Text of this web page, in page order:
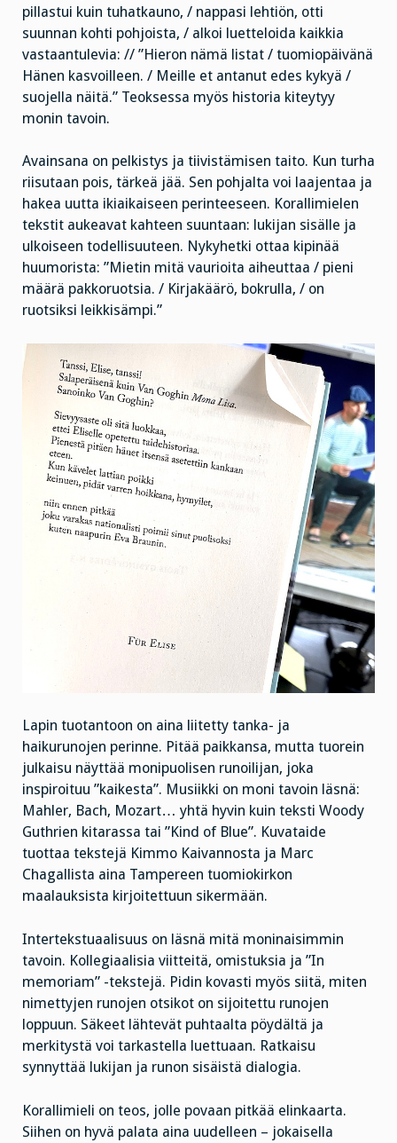
pillastui kuin tuhatkauno, / nappasi lehtiön, otti
suunnan kohti pohjoista, / alkoi luetteloida kaikkia
vastaantulevia: // ”Hieron nämä listat / tuomiopäivänä
Hänen kasvoilleen. / Meille et antanut edes kykyä /
suojella näitä.” Teoksessa myös historia kiteytyy
monin tavoin.
Avainsana on pelkistys ja tiivistämisen taito. Kun turha
riisutaan pois, tärkeä jää. Sen pohjalta voi laajentaa ja
hakea uutta ikiaikaiseen perinteeseen. Korallimielen
tekstit aukeavat kahteen suuntaan: lukijan sisälle ja
ulkoiseen todellisuuteen. Nykyhetki ottaa kipinää
huumorista: ”Mietin mitä vaurioita aiheuttaa / pieni
määrä pakkoruotsia. / Kirjakäärö, bokrulla, / on
ruotsiksi leikkisämpi.”
Lapin tuotantoon on aina liitetty tanka- ja
haikurunojen perinne. Pitää paikkansa, mutta tuorein
julkaisu näyttää monipuolisen runoilijan, joka
inspiroituu ”kaikesta”. Musiikki on moni tavoin läsnä:
Mahler, Bach, Mozart… yhtä hyvin kuin teksti Woody
Guthrien kitarassa tai ”Kind of Blue”. Kuvataide
tuottaa tekstejä Kimmo Kaivannosta ja Marc
Chagallista aina Tampereen tuomiokirkon
maalauksista kirjoitettuun sikermään.
Intertekstuaalisuus on läsnä mitä moninaisimmin
tavoin. Kollegiaalisia viitteitä, omistuksia ja ”In
memoriam” -tekstejä. Pidin kovasti myös siitä, miten
nimettyjen runojen otsikot on sijoitettu runojen
loppuun. Säkeet lähtevät puhtaalta pöydältä ja
merkitystä voi tarkastella luettuaan. Ratkaisu
synnyttää lukijan ja runon sisäistä dialogia.
Korallimieli on teos, jolle povaan pitkää elinkaarta.
Siihen on hyvä palata aina uudelleen – jokaisella